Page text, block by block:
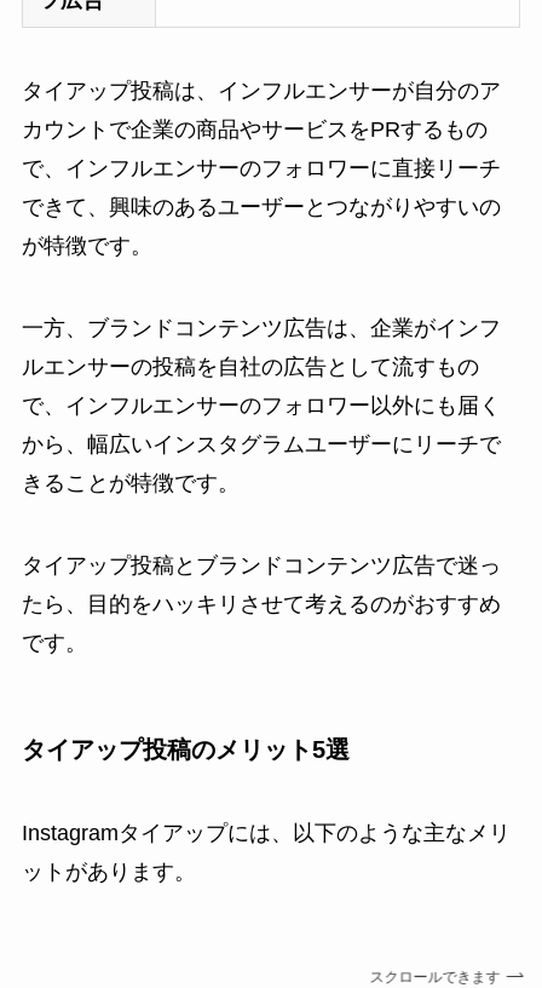
タイアップ投稿は、インフルエンサーが自分のア
カウントで企業の商品やサービスをPRするもの
で、インフルエンサーのフォロワーに直接リーチ
できて、興味のあるユーザーとつながりやすいの
が特徴です。
一方、ブランドコンテンツ広告は、企業がインフ
ルエンサーの投稿を自社の広告として流すもの
で、インフルエンサーのフォロワー以外にも届く
から、幅広いインスタグラムユーザーにリーチで
きることが特徴です。
タイアップ投稿とブランドコンテンツ広告で迷っ
たら、目的をハッキリさせて考えるのがおすすめ
です。
タイアップ投稿のメリット5選
Instagramタイアップには、以下のような主なメリ
ットがあります。
スクロールできます